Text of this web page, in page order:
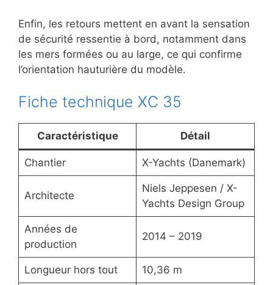
Enfin, les retours mettent en avant la sensation
de sécurité ressentie à bord, notamment dans
les mers formées ou au large, ce qui confirme
l’orientation hauturière du modèle.
Fiche technique XC 35
Caractéristique Détail
Chantier X-Yachts (Danemark)
Architecte
Niels Jeppesen / X-
Yachts Design Group
Années de
production
2014 – 2019
Longueur hors tout 10,36 m